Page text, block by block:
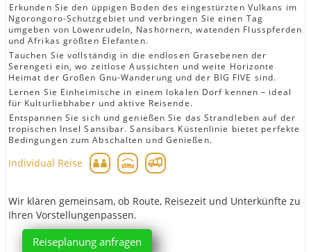
Erkunden Sie den üppigen Boden des eingestürzten Vulkans im
Ngorongoro-Schutzgebiet und verbringen Sie einen Tag
umgeben von Löwenrudeln, Nashörnern, watenden Flusspferden
und Afrikas größten Elefanten.
Tauchen Sie vollständig in die endlosen Grasebenen der
Serengeti ein, wo zeitlose Aussichten und weite Horizonte
Heimat der Großen Gnu-Wanderung und der BIG FIVE sind.
Lernen Sie Einheimische in einem lokalen Dorf kennen – ideal
für Kulturliebhaber und aktive Reisende.
Entspannen Sie sich und genießen Sie das Strandleben auf der
tropischen Insel Sansibar. Sansibars Küstenlinie bietet perfekte
Bedingungen zum Abschalten und Genießen.
Individual Reise
Wir klären gemeinsam, ob Route, Reisezeit und Unterkünfte zu
Ihren Vorstellungenpassen.
Reiseplanung anfragen